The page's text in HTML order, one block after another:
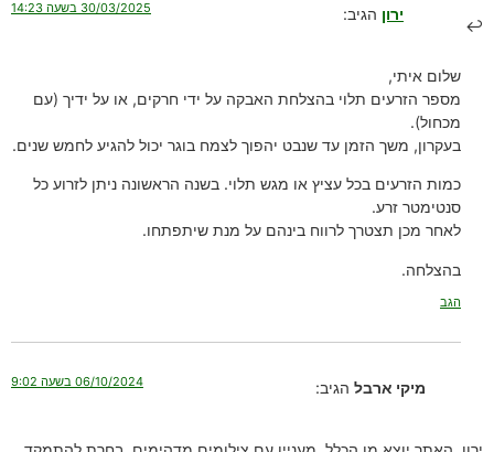
ירון הגיב: 30/03/2025 בשעה 14:23
שלום איתי,
מספר הזרעים תלוי בהצלחת האבקה על ידי חרקים, או על ידיך (עם
מכחול).
בעקרון, משך הזמן עד שנבט יהפוך לצמח בוגר יכול להגיע לחמש שנים.
כמות הזרעים בכל עציץ או מגש תלוי. בשנה הראשונה ניתן לזרוע כל
סנטימטר זרע.
לאחר מכן תצטרך לרווח בינהם על מנת שיתפתחו.
בהצלחה.
הגב
מיקי ארבל הגיב: 06/10/2024 בשעה 9:02